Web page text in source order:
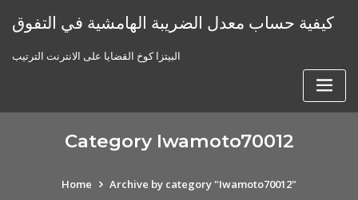
كيفية حساب معدل الضريبة الهامشية في التفوق
البيتزا كوخ القضايا على الانترنت الترتيب
Category Iwamoto70012
Home Archive by category "Iwamoto70012"